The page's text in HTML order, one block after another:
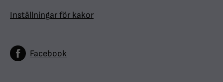
Inställningar för kakor
Facebook